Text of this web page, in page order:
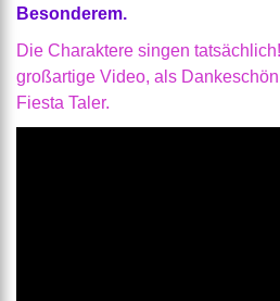
Besonderem.
Die Charaktere singen
großartige Video, als
Fiesta Taler.